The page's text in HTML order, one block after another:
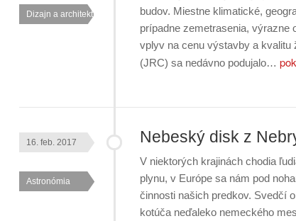
Dizajn a architektúra
budov. Miestne klimatické,
prípadne zemetrasenia, výrazne
vplyv na cenu výstavby a kvalitu
(JRC) sa nedávno podujalo…
Nebeský disk z
16. feb. 2017
Astronómia
V niektorých krajinách chodia
plynu, v Európe sa nám pod
činnosti našich predkov. Svedčí
kotúča neďaleko nemeckého